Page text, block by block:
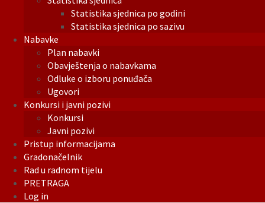
Statistika sjednica po godini
Statistika sjednica po sazivu
Nabavke
Plan nabavki
Obavještenja o nabavkama
Odluke o izboru ponuđača
Ugovori
Konkursi i javni pozivi
Konkursi
Javni pozivi
Pristup informacijama
Gradonačelnik
Rad u radnom tijelu
PRETRAGA
Log in